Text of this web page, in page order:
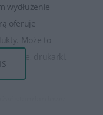
wydłużenie
oferuje
Może to